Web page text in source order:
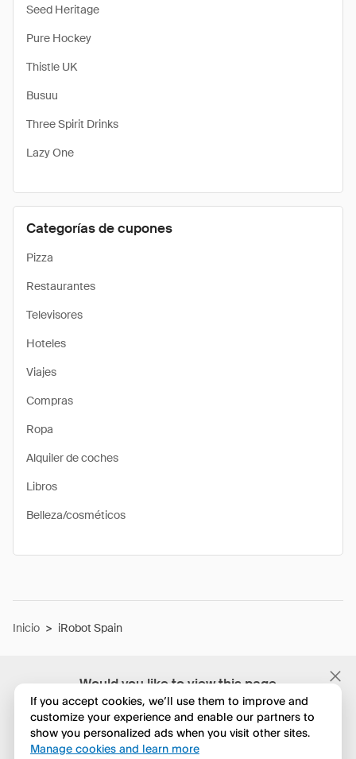
Would you like to view this page
in English?
No, seguir navegando
Seed Heritage
Pure Hockey
Thistle UK
Busuu
Three Spirit Drinks
Lazy One
Categorías de cupones
Pizza
Restaurantes
Televisores
Hoteles
Viajes
Compras
Ropa
Alquiler de coches
Libros
Belleza/cosméticos
Inicio > iRobot Spain
If you accept cookies, we’ll use them to improve and
customize your experience and enable our partners to
show you personalized ads when you visit other sites.
Manage cookies and learn more